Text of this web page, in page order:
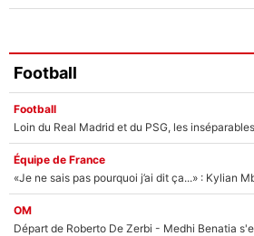
Football
Football
Équipe de France
OM